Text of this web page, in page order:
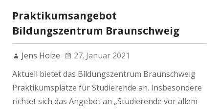
Praktikumsangebot
Bildungszentrum Braunschweig
Jens Holze
27. Januar 2021
Aktuell bietet das Bildungszentrum Braunschweig
Praktikumsplätze für Studierende an. Insbesondere
richtet sich das Angebot an „Studierende vor allem